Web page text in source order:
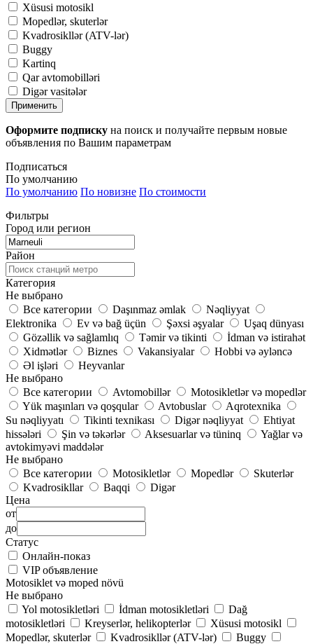
Xüsusi motosikl
Mopedlər, skuterlər
Kvadrosikllər (ATV-lər)
Buggy
Kartinq
Qar avtomobilləri
Digər vasitələr
Применить
Оформите подписку на поиск и получайте первым новые
объявления по Вашим параметрам
Подписаться
По умолчанию
По умолчанию По новизне По стоимости
Фильтры
Город или регион
Район
Категория
Не выбрано
Все категории
Daşınmaz əmlak
Nəqliyyat
Elektronika
Ev və bağ üçün Şəxsi əşyalar
Uşaq dünyası
Gözəllik və sağlamlıq
Təmir və tikinti
İdman və istirahət
Xidmətlər
Biznes Vakansiyalar
Hobbi və əyləncə
Əl işləri
Heyvanlar
Не выбрано
Все категории
Avtomobillər
Motosikletlər və mopedlər
Yük maşınları və qoşqular
Avtobuslar
Aqrotexnika
Su nəqliyyatı
Tikinti texnikası Digər nəqliyyat
Ehtiyat
hissələri
Şin və təkərlər Aksesuarlar və tüninq
Yağlar və
avtokimyəvi maddələr
Не выбрано
Все категории
Motosikletlər Mopedlər
Skuterlər
Kvadrosikllar
Baqqi
Digər
Цена
от
до
Статус
Онлайн-показ
VIP объявление
Motosiklet və moped növü
Не выбрано
Yol motosikletləri
İdman motosikletləri
Dağ
motosikletləri
Kreyserlər, helikopterlər
Xüsusi motosikl
Mopedlər, skuterlər
Kvadrosikllər (ATV-lər)
Buggy